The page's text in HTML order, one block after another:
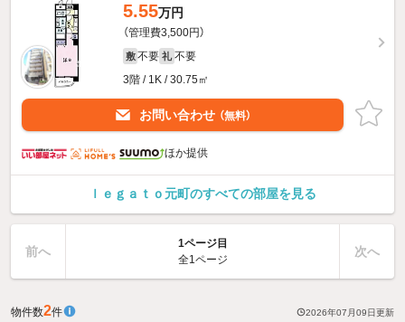
5.55万円
（管理費3,500円）
敷 不要 礼 不要
3階 / 1K / 30.75㎡
お問い合わせ （無料）
ほか提供
ｌｅｇａｔｏ元町のすべての部屋を見る
前へ
1ページ目
全1ページ
次へ
物件数2件 2026年07月09日更新